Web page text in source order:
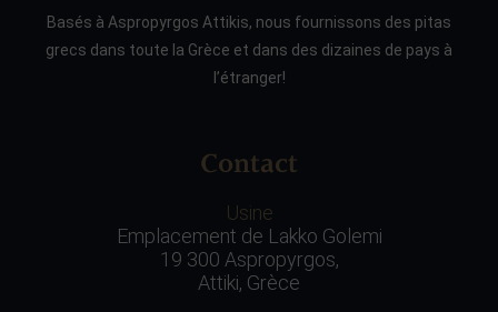
Basés à Aspropyrgos Attikis, nous fournissons des pitas
grecs dans toute la Grèce et dans des dizaines de pays à
l’étranger!
Contact
Usine
Emplacement de Lakko Golemi
19 300 Aspropyrgos,
Attiki, Grèce